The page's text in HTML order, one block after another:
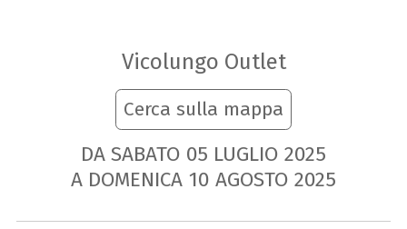
Vicolungo Outlet
Cerca sulla mappa
DA SABATO 05 LUGLIO 2025
A DOMENICA 10 AGOSTO 2025